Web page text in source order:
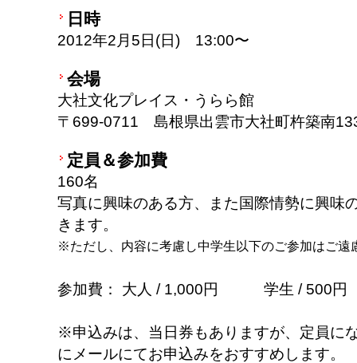
日時
2012年2月5日(日) 13:00〜
会場
大社文化プレイス・うらら館
〒699-0711 島根県出雲市大社町杵築南
定員＆参加費
160名
写真に興味のある方、また国際情勢に興味
きます。
※ただし、内容に考慮し中学生以下のご参加はご遠
参加費： 大人 / 1,000円 学生 / 500円
※申込みは、当日券もありますが、定員に
にメールにてお申込みをおすすめします。